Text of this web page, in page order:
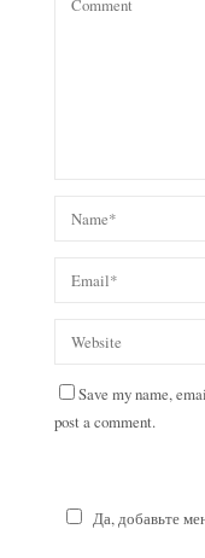
Save my name,
post a comment.
Да, добавьте